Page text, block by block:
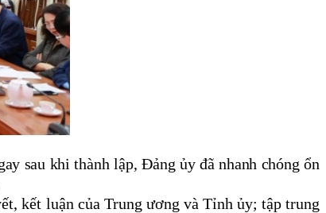
sau khi thành lập, Đảng ủy đã nhanh chóng ổn
kết luận của Trung ương và Tỉnh ủy; tập trung